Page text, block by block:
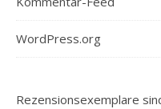
WordPress.org
Rezensionsexemplare